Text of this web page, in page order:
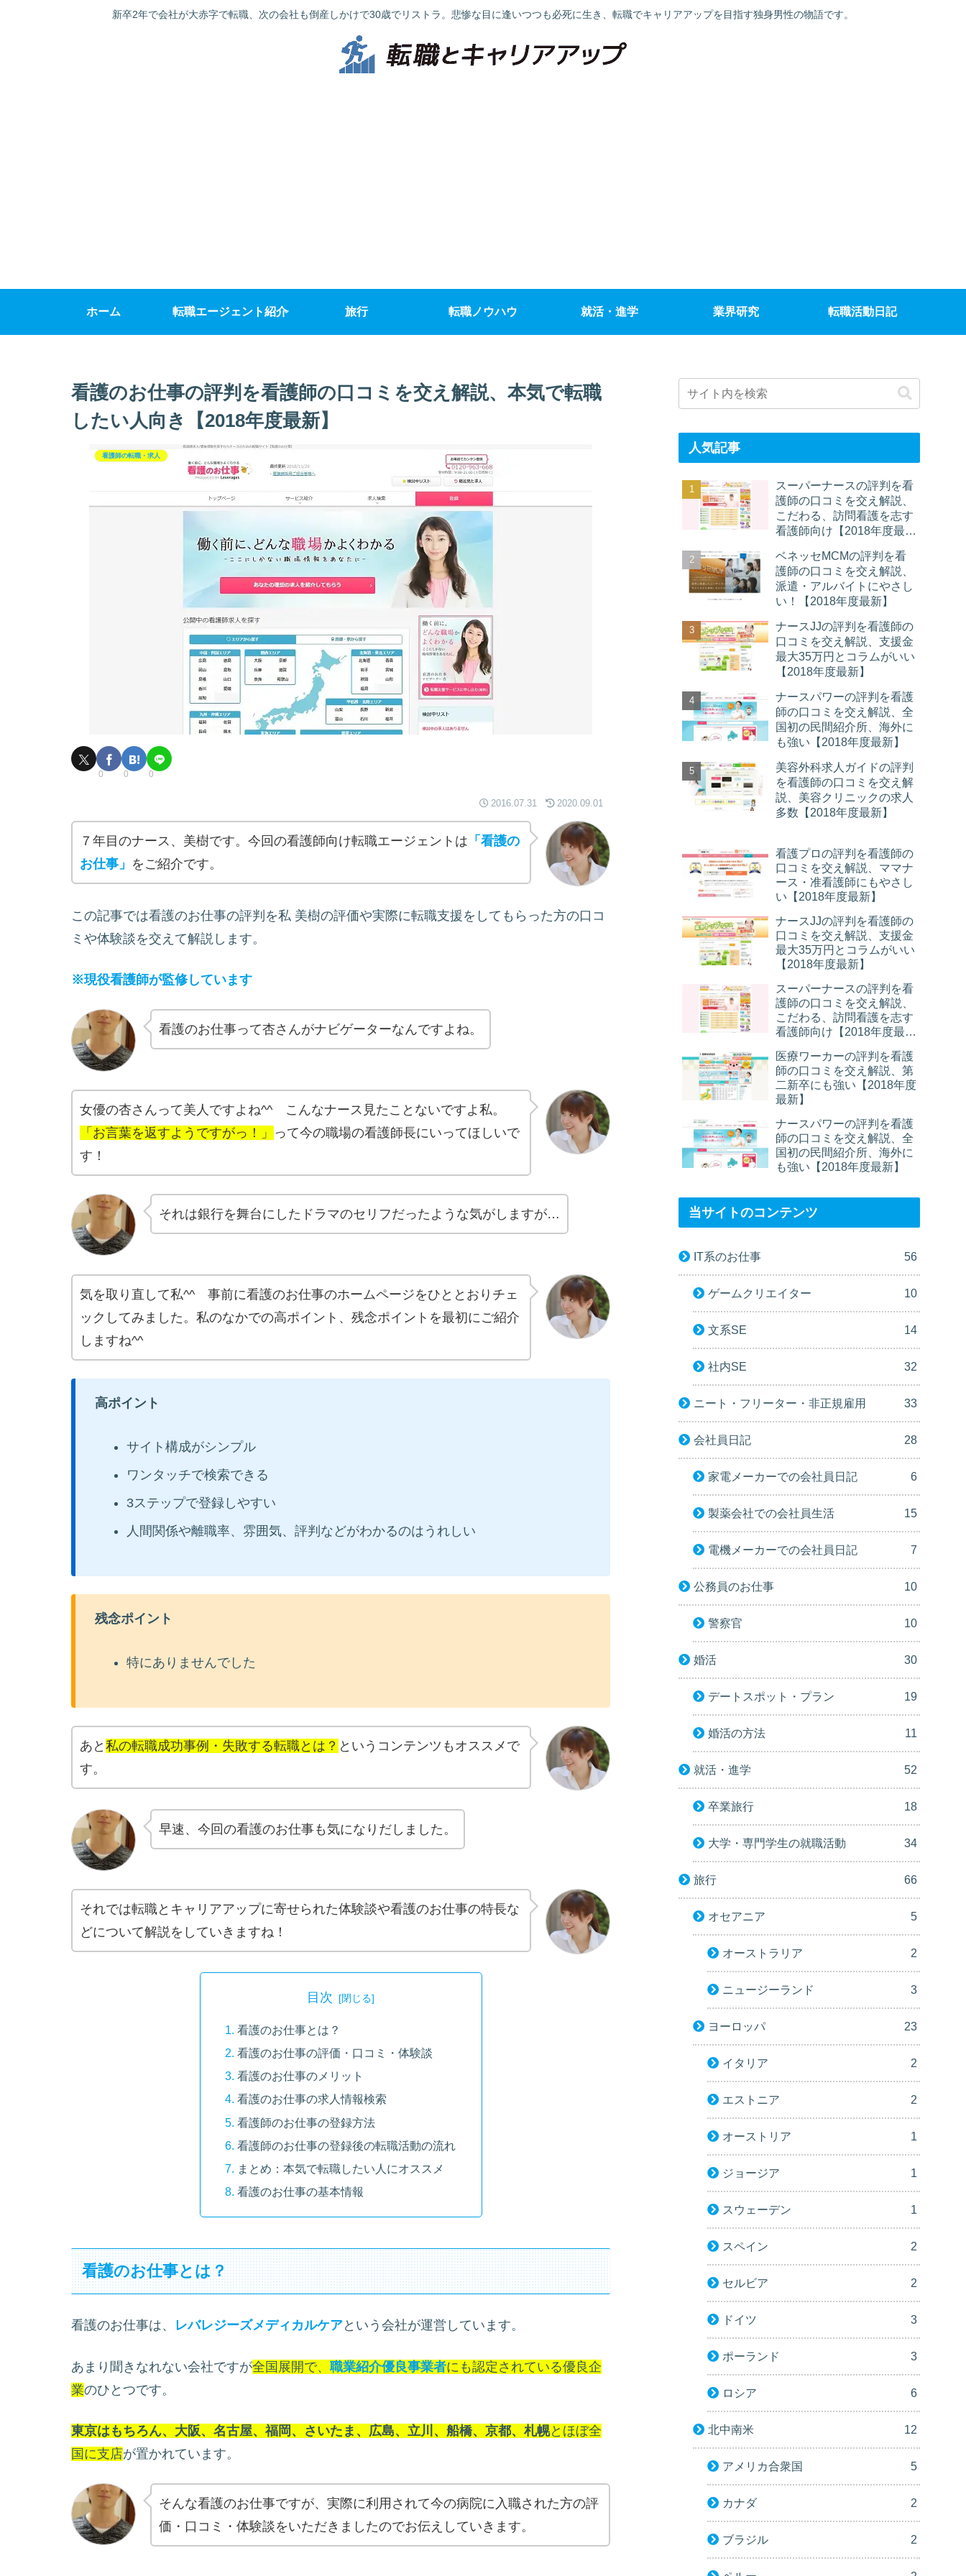
新卒2年で会社が大赤字で転職、次の会社も倒産しかけで30歳でリストラ。悲惨な目に逢いつつも必死に生き、転職でキャリアアップを目指す独身男性の物語です。
ホーム 転職エージェント紹介 旅行 転職ノウハウ 就活・進学 業界研究 転職活動日記
看護のお仕事の評判を看護師の口コミを交え解説、本気で転職
したい人向き【2018年度最新】
看護師の転職・求人
0 0 0
2016.07.31 2020.09.01
７年目のナース、美樹です。今回の看護師向け転職エージェントは 「看護の
お仕事」 をご紹介です。
この記事では看護のお仕事の評判を私 美樹の評価や実際に転職支援をしてもらった方の口コ
ミや体験談を交えて解説します。
※現役看護師が監修しています
看護のお仕事って杏さんがナビゲーターなんですよね。
女優の杏さんって美人ですよね^^ こんなナース見たことないですよ私。
「お言葉を返すようですがっ！」 って今の職場の看護師長にいってほしいで
す！
それは銀行を舞台にしたドラマのセリフだったような気がしますが…
気を取り直して私^^ 事前に看護のお仕事のホームページをひととおりチェ
ックしてみました。私のなかでの高ポイント、残念ポイントを最初にご紹介
しますね^^
高ポイント
サイト構成がシンプル
ワンタッチで検索できる
3ステップで登録しやすい
人間関係や離職率、雰囲気、評判などがわかるのはうれしい
残念ポイント
特にありませんでした
あと 私の転職成功事例・失敗する転職とは？ というコンテンツもオススメで
す。
早速、今回の看護のお仕事も気になりだしました。
それでは転職とキャリアアップに寄せられた体験談や看護のお仕事の特長な
どについて解説をしていきますね！
目次
看護のお仕事とは？
看護のお仕事の評価・口コミ・体験談
看護のお仕事のメリット
看護のお仕事の求人情報検索
看護師のお仕事の登録方法
看護師のお仕事の登録後の転職活動の流れ
まとめ：本気で転職したい人にオススメ
看護のお仕事の基本情報
看護のお仕事とは？
看護のお仕事は、 レバレジーズメディカルケアという会社が運営しています。
あまり聞きなれない会社ですが全国展開で、 職業紹介優良事業者にも認定されている優良企
業のひとつです。
東京はもちろん、大阪、名古屋、福岡、さいたま、広島、立川、船橋、京都、札幌とほぼ全
国に支店が置かれています。
そんな看護のお仕事ですが、実際に利用されて今の病院に入職された方の評
価・口コミ・体験談をいただきましたのでお伝えしていきます。
人気記事
スーパーナースの評判を看
護師の口コミを交え解説、
こだわる、訪問看護を志す
看護師向け【2018年度最
ベネッセMCMの評判を看
護師の口コミを交え解説、
派遣・アルバイトにやさし
い！【2018年度最新】
ナースJJの評判を看護師の
口コミを交え解説、支援金
最大35万円とコラムがいい
【2018年度最新】
ナースパワーの評判を看護
師の口コミを交え解説、全
国初の民間紹介所、海外に
も強い【2018年度最新】
美容外科求人ガイドの評判
を看護師の口コミを交え解
説、美容クリニックの求人
多数【2018年度最新】
看護プロの評判を看護師の
口コミを交え解説、ママナ
ース・准看護師にもやさし
い【2018年度最新】
ナースJJの評判を看護師の
口コミを交え解説、支援金
最大35万円とコラムがいい
【2018年度最新】
スーパーナースの評判を看
護師の口コミを交え解説、
こだわる、訪問看護を志す
看護師向け【2018年度最
医療ワーカーの評判を看護
師の口コミを交え解説、第
二新卒にも強い【2018年度
最新】
ナースパワーの評判を看護
師の口コミを交え解説、全
国初の民間紹介所、海外に
も強い【2018年度最新】
当サイトのコンテンツ
IT系のお仕事 56
ゲームクリエイター 10
文系SE 14
社内SE 32
ニート・フリーター・非正規雇用 33
会社員日記 28
家電メーカーでの会社員日記 6
製薬会社での会社員生活 15
電機メーカーでの会社員日記 7
公務員のお仕事 10
警察官 10
婚活 30
デートスポット・プラン 19
婚活の方法 11
就活・進学 52
卒業旅行 18
大学・専門学生の就職活動 34
旅行 66
オセアニア 5
オーストラリア 2
ニュージーランド 3
ヨーロッパ 23
イタリア 2
エストニア 2
オーストリア 1
ジョージア 1
スウェーデン 1
スペイン 2
セルビア 2
ドイツ 3
ポーランド 3
ロシア 6
北中南米 12
アメリカ合衆国 5
カナダ 2
ブラジル 2